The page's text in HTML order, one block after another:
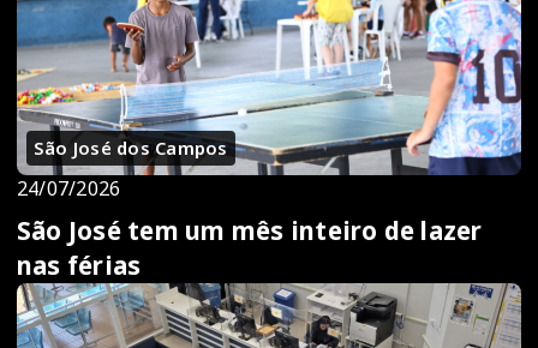
São José dos Campos
24/07/2026
São José tem um mês inteiro de lazer
nas férias